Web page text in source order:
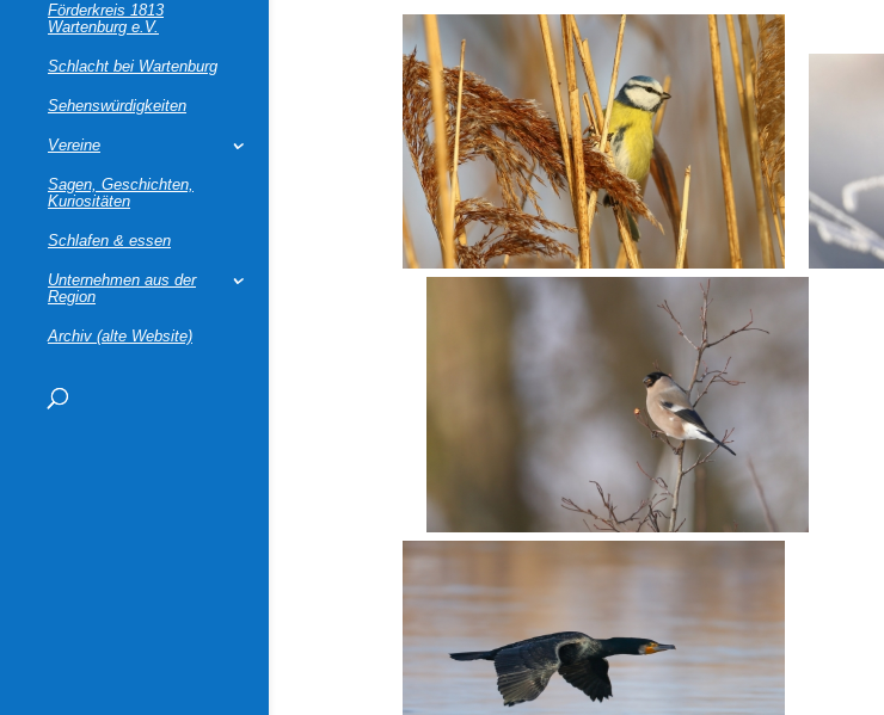
Förderkreis 1813
Wartenburg e.V.
Schlacht bei Wartenburg
Sehenswürdigkeiten
Vereine
Sagen, Geschichten,
Kuriositäten
Schlafen & essen
Unternehmen aus der
Region
Archiv (alte Website)